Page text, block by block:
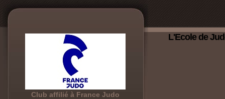
Club affilié à France Judo
L'Ecole de